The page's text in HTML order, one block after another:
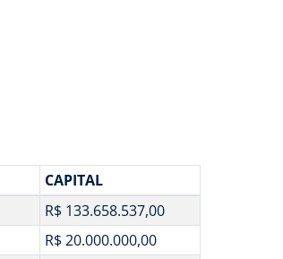
CAPITAL
R$ 133.658.537,00
R$ 20.000.000,00